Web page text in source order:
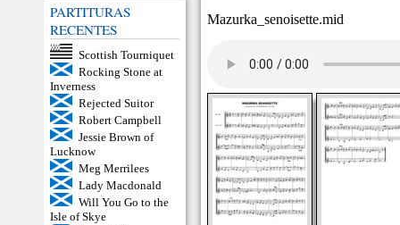
PARTITURAS
RECENTES
Scottish Tourniquet
Rocking Stone at
Inverness
Rejected Suitor
Robert Campbell
Jessie Brown of
Lucknow
Meg Merrilees
Lady Macdonald
Will You Go to the
Isle of Skye
Mazurka_senoisette.mid